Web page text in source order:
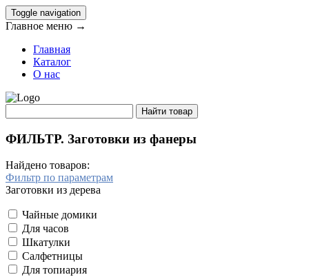
Toggle navigation
Главное меню →
Главная
Каталог
О нас
ФИЛЬТР. Заготовки из фанеры
Найдено товаров:
Фильтр по параметрам
Заготовки из дерева
Чайные домики
Для часов
Шкатулки
Салфетницы
Для топиария